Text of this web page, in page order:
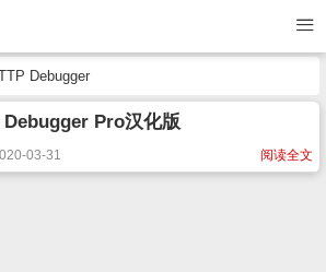
Debugger
Debugger Pro汉化版
阅读全文
03-31